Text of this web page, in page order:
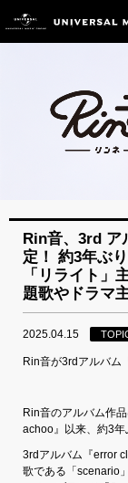
Rin音、3rd ア
定！ 約3年ぶ
「リライト」
題歌やドラマ
2025.04.15
Rin音が3rdアルバム
Rin音のアルバム作
achoo』以来、約3年
3rdアルバム『error
歌である「scenario